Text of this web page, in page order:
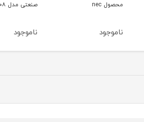
محصول nec
ناموجود
صنعتی مدل ۵۵۰۸ آروا
ناموجود